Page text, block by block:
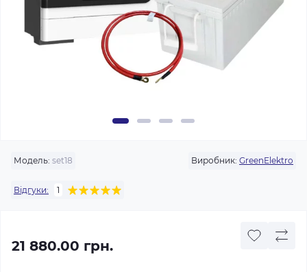
Модель: set18 Виробник: GreenElektro
Відгуки: 1
21 880.00 грн.